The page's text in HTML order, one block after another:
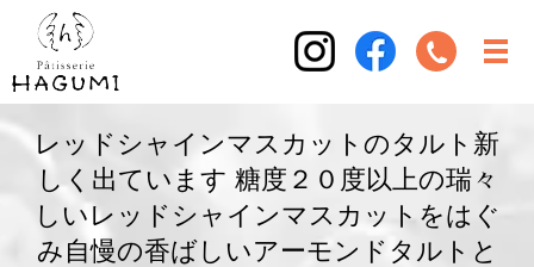
レッドシャインマスカットのタルト新
しく出ています 糖度２０度以上の瑞々
しいレッドシャインマスカットをはぐ
み自慢の香ばしいアーモンドタルトと